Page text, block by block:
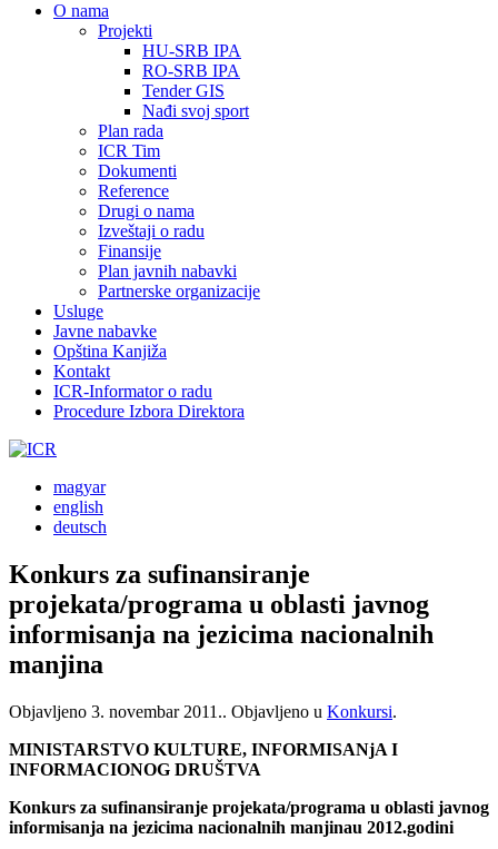
О nama
Projekti
HU-SRB IPA
RO-SRB IPA
Tender GIS
Nađi svoj sport
Plan rada
ICR Tim
Dokumenti
Reference
Drugi o nama
Izveštaji o radu
Finansije
Plan javnih nabavki
Partnerske organizacije
Usluge
Javne nabavke
Opština Kanjiža
Kontakt
ICR-Informator o radu
Procedure Izbora Direktora
magyar
english
deutsch
Konkurs za sufinansiranje
projekata/programa u oblasti javnog
informisanja na jezicima nacionalnih
manjina
Objavljeno 3. novembar 2011.. Objavljeno u Konkursi.
MINISTARSTVO KULTURE, INFORMISANjA I
INFORMACIONOG DRUŠTVA
Konkurs za sufinansiranje projekata/programa u oblasti javnog
informisanja na jezicima nacionalnih manjinau 2012.godini